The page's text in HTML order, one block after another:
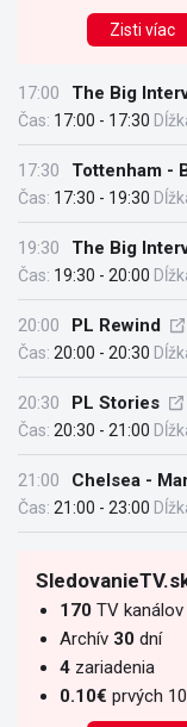
Zisti víac
17:00 The Big
Čas: 17:00 - 17:30
17:30 Tottenham -
Čas: 17:30 - 19:30
19:30 The Big
Čas: 19:30 - 20:00
20:00 PL Rewind
Čas: 20:00 - 20:30
20:30 PL Stories
Čas: 20:30 - 21:00
21:00 Chelsea -
Čas: 21:00 - 23:00
170 TV kanálov
Archív 30 dní
4 zariadenia
0.10€ prvých